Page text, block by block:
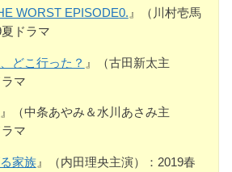
WORST EPISODE0. 』（川村壱馬
ドラマ
どこ行った？ 』（古田新太主
マ
』（中条あやみ＆水川あさみ主
マ
家族』（内田理央主演）：2019春